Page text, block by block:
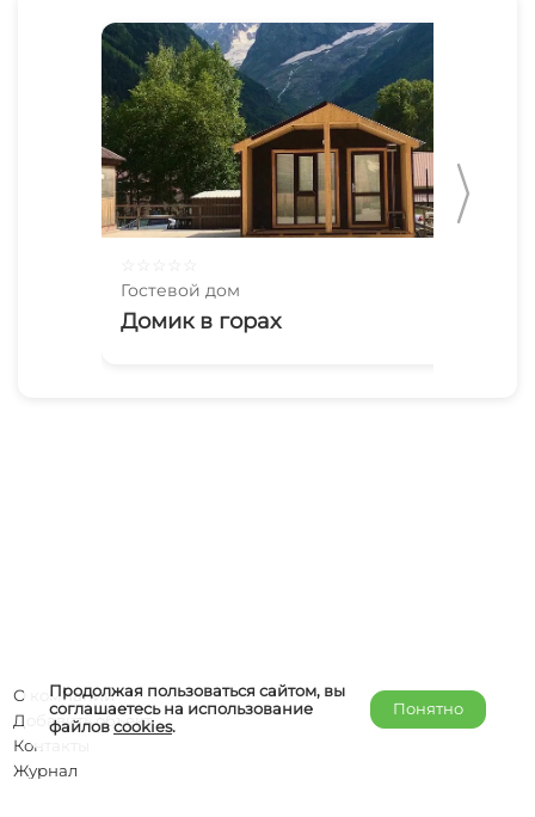
Гостевой дом
Домик в горах
Продолжая пользоваться сайтом, вы
соглашаетесь на использование
файловcookies.
Понятно
О компании
Добавить объект
Контакты
Журнал